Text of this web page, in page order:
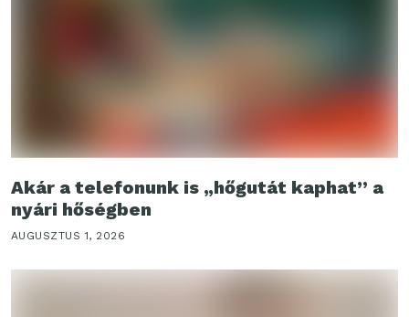
Akár a telefonunk is „hőgutát kaphat” a
nyári hőségben
AUGUSZTUS 1, 2026